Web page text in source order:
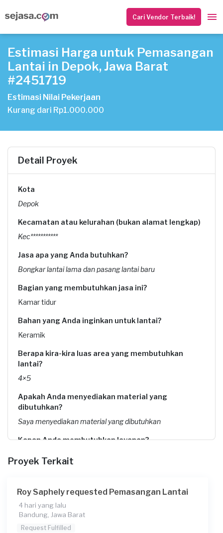
Cari Vendor Terbaik!
Estimasi Harga untuk Pemasangan
Lantai in Depok, Jawa Barat
#2451719
Estimasi Nilai Pekerjaan
Kurang dari Rp1.000.000
Detail Proyek
Kota
Depok
Kecamatan atau kelurahan (bukan alamat lengkap)
Kec***********
Jasa apa yang Anda butuhkan?
Bongkar lantai lama dan pasang lantai baru
Bagian yang membutuhkan jasa ini?
Kamar tidur
Bahan yang Anda inginkan untuk lantai?
Keramik
Berapa kira-kira luas area yang membutuhkan
lantai?
4×5
Apakah Anda menyediakan material yang
dibutuhkan?
Saya menyediakan material yang dibutuhkan
Kapan Anda membutuhkan layanan?
Berapa budget total untuk layanan ini?
Kurang dari Rp1.000.000
Proyek Terkait
Roy Saphely requested Pemasangan Lantai
4 hari yang lalu
Bandung, Jawa Barat
Request Fulfilled